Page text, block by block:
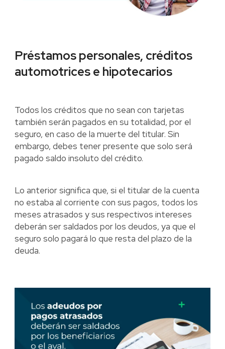
Préstamos personales, créditos
automotrices e hipotecarios
Todos los créditos que no sean con tarjetas
también serán pagados en su totalidad, por el
seguro, en caso de la muerte del titular. Sin
embargo, debes tener presente que solo será
pagado saldo insoluto del crédito.
Lo anterior significa que, si el titular de la cuenta
no estaba al corriente con sus pagos, todos los
meses atrasados y sus respectivos intereses
deberán ser saldados por los deudos, ya que el
seguro solo pagará lo que resta del plazo de la
deuda.